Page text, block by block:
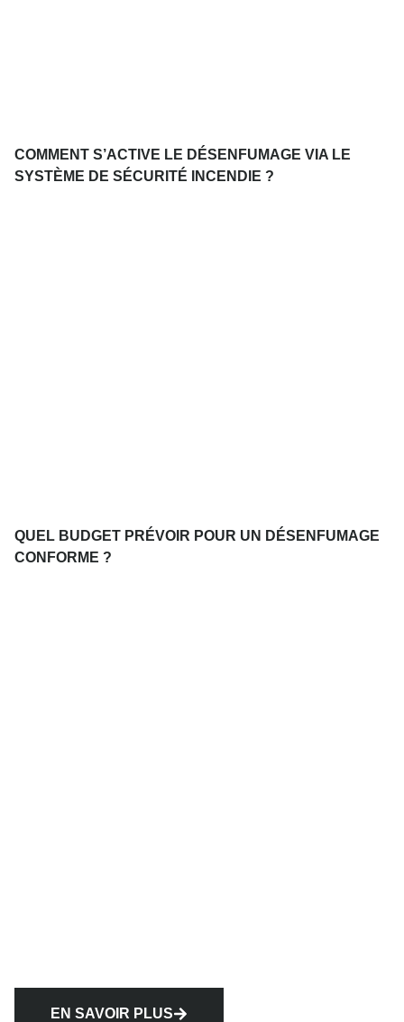
COMMENT S’ACTIVE LE DÉSENFUMAGE VIA LE
SYSTÈME DE SÉCURITÉ INCENDIE ?
QUEL BUDGET PRÉVOIR POUR UN DÉSENFUMAGE
CONFORME ?
EN SAVOIR PLUS